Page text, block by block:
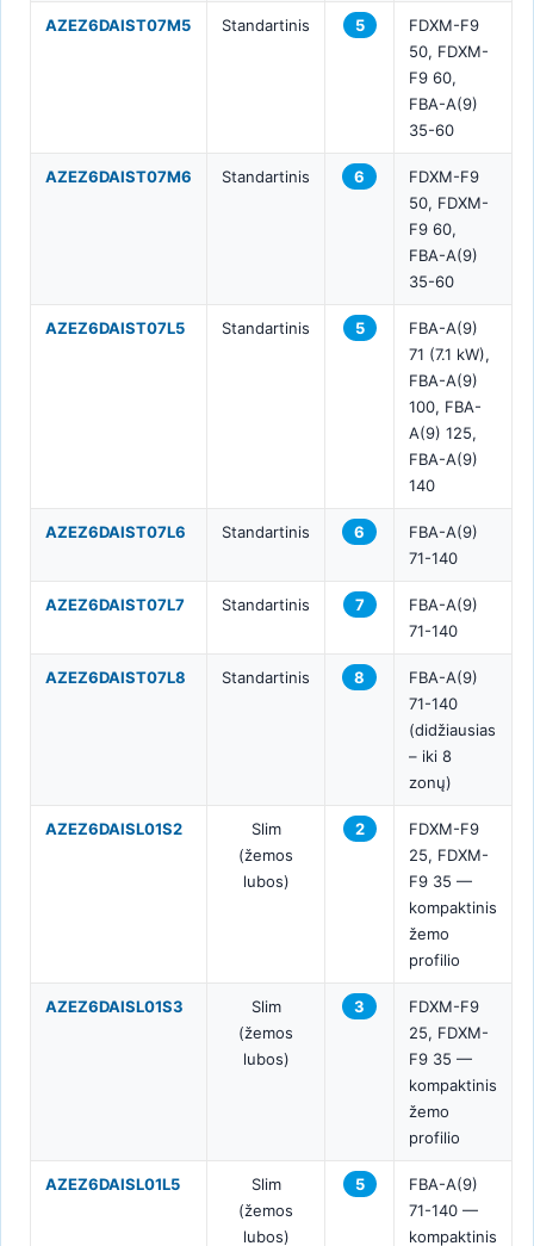
AZEZ6DAIST07M5 Standartinis 5
FDXM-F9
50, FDXM-
F9 60,
FBA-A(9)
35-60
AZEZ6DAIST07M6 Standartinis 6
FDXM-F9
50, FDXM-
F9 60,
FBA-A(9)
35-60
AZEZ6DAIST07L5 Standartinis 5
FBA-A(9)
71 (7.1 kW),
FBA-A(9)
100, FBA-
A(9) 125,
FBA-A(9)
140
AZEZ6DAIST07L6 Standartinis 6
FBA-A(9)
71-140
AZEZ6DAIST07L7 Standartinis 7
FBA-A(9)
71-140
AZEZ6DAIST07L8 Standartinis 8
FBA-A(9)
71-140
(didžiausias
– iki 8
zonų)
AZEZ6DAISL01S2
Slim
(žemos
lubos)
2
FDXM-F9
25, FDXM-
F9 35 —
kompaktinis
žemo
profilio
AZEZ6DAISL01S3
Slim
(žemos
lubos)
3
FDXM-F9
25, FDXM-
F9 35 —
kompaktinis
žemo
profilio
AZEZ6DAISL01L5
Slim
(žemos
lubos)
5
FBA-A(9)
71-140 —
kompaktinis